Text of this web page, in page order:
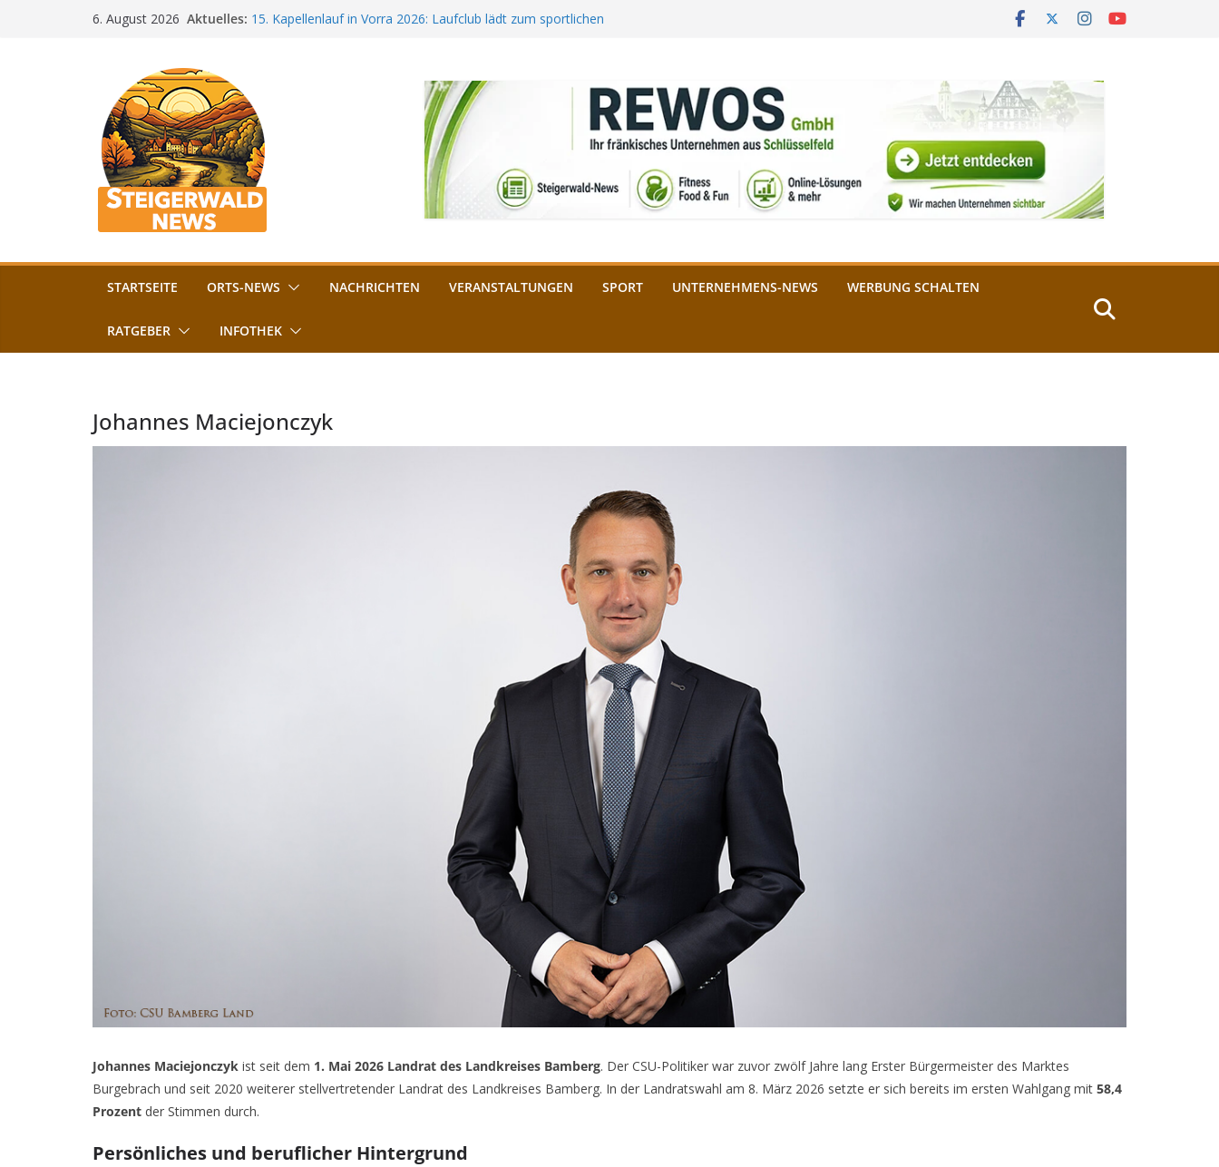
6. August 2026 Aktuelles: 15. Kapellenlauf in Vorra 2026: Laufclub lädt zum sportlichen
„Bamberger Böhnla“: Kaffee aus Bamberg unterstützt die
Lebenshilfe
Aschbacher Kerwa startet bald: Das ist heuer geboten
Vollsperrung am Friedhof in Schlüsselfeld: Kreuzung ab 3.
August gesperrt
STARTSEITE ORTS-NEWS NACHRICHTEN VERANSTALTUNGEN SPORT UNTERNEHMENS-NEWS WERBUNG SCHALTEN
RATGEBER INFOTHEK
Johannes Maciejonczyk
Johannes Maciejonczyk ist seit dem 1. Mai 2026 Landrat des Landkreises Bamberg. Der CSU-Politiker war zuvor zwölf Jahre lang Erster Bürgermeister des Marktes
Burgebrach und seit 2020 weiterer stellvertretender Landrat des Landkreises Bamberg. In der Landratswahl am 8. März 2026 setzte er sich bereits im ersten Wahlgang mit 58,4
Prozent der Stimmen durch.
Persönliches und beruflicher Hintergrund